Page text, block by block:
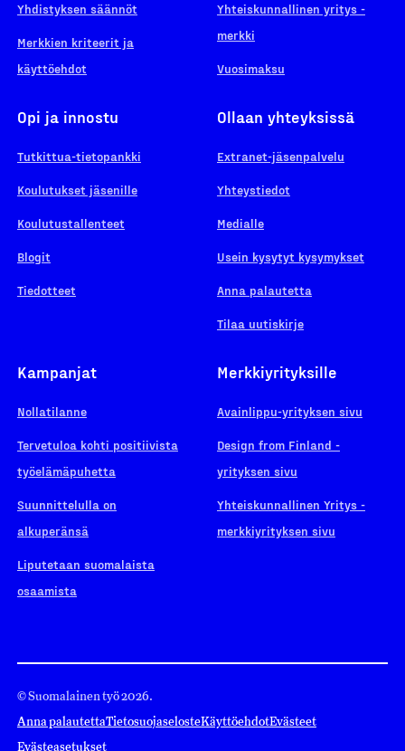
Yhdistyksen säännöt
Merkkien kriteerit ja
käyttöehdot
Yhteiskunnallinen yritys -
merkki
Vuosimaksu
Opi ja innostu
Tutkittua-tietopankki
Koulutukset jäsenille
Koulutustallenteet
Blogit
Tiedotteet
Ollaan yhteyksissä
Extranet-jäsenpalvelu
Yhteystiedot
Medialle
Usein kysytyt kysymykset
Anna palautetta
Tilaa uutiskirje
Kampanjat
Nollatilanne
Tervetuloa kohti positiivista
työelämäpuhetta
Suunnittelulla on
alkuperänsä
Liputetaan suomalaista
osaamista
Merkkiyrityksille
Avainlippu-yrityksen sivu
Design from Finland -
yrityksen sivu
Yhteiskunnallinen Yritys -
merkkiyrityksen sivu
© Suomalainen työ 2026.
Anna palautettaTietosuojaselosteKäyttöehdotEvästeet
Evästeasetukset